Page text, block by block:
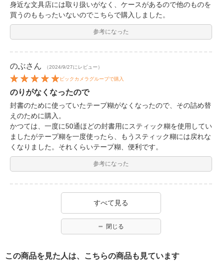
身近な文具店には取り扱いがなく、ケースがあるので他のものを
買うのももったいないのでこちらで購入しました。
参考になった
のぶさん （2024/9/27にレビュー）
ビックカメラグループで購入
のりがなくなったので
封書のために使っていたテープ糊がなくなったので、その詰め替
えのために購入。
かつては、一度に50通ほどの封書用にスティック糊を使用してい
ましたがテープ糊を一度使ったら、もうスティック糊には戻れな
くなりました。それくらいテープ糊、便利です。
参考になった
すべて見る
閉じる
この商品を見た人は、こちらの商品も見ています